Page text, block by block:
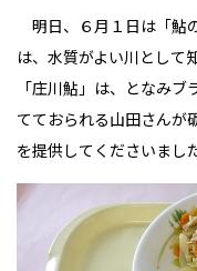
明日、６月１日は「鮎
は、水質がよい川として
「庄川鮎」は、となみブ
てておられる山田さんが
を提供してくださいまし